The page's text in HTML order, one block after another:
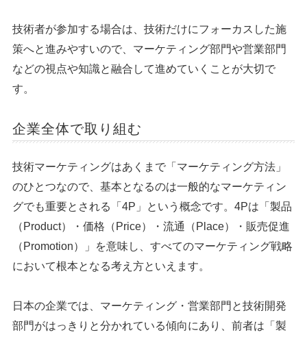
技術者が参加する場合は、技術だけにフォーカスした施
策へと進みやすいので、マーケティング部門や営業部門
などの視点や知識と融合して進めていくことが大切で
す。
企業全体で取り組む
技術マーケティングはあくまで「マーケティング方法」
のひとつなので、基本となるのは一般的なマーケティン
グでも重要とされる「4P」という概念です。4Pは「製品
（Product）・価格（Price）・流通（Place）・販売促進
（Promotion）」を意味し、すべてのマーケティング戦略
において根本となる考え方といえます。
日本の企業では、マーケティング・営業部門と技術開発
部門がはっきりと分かれている傾向にあり、前者は「製